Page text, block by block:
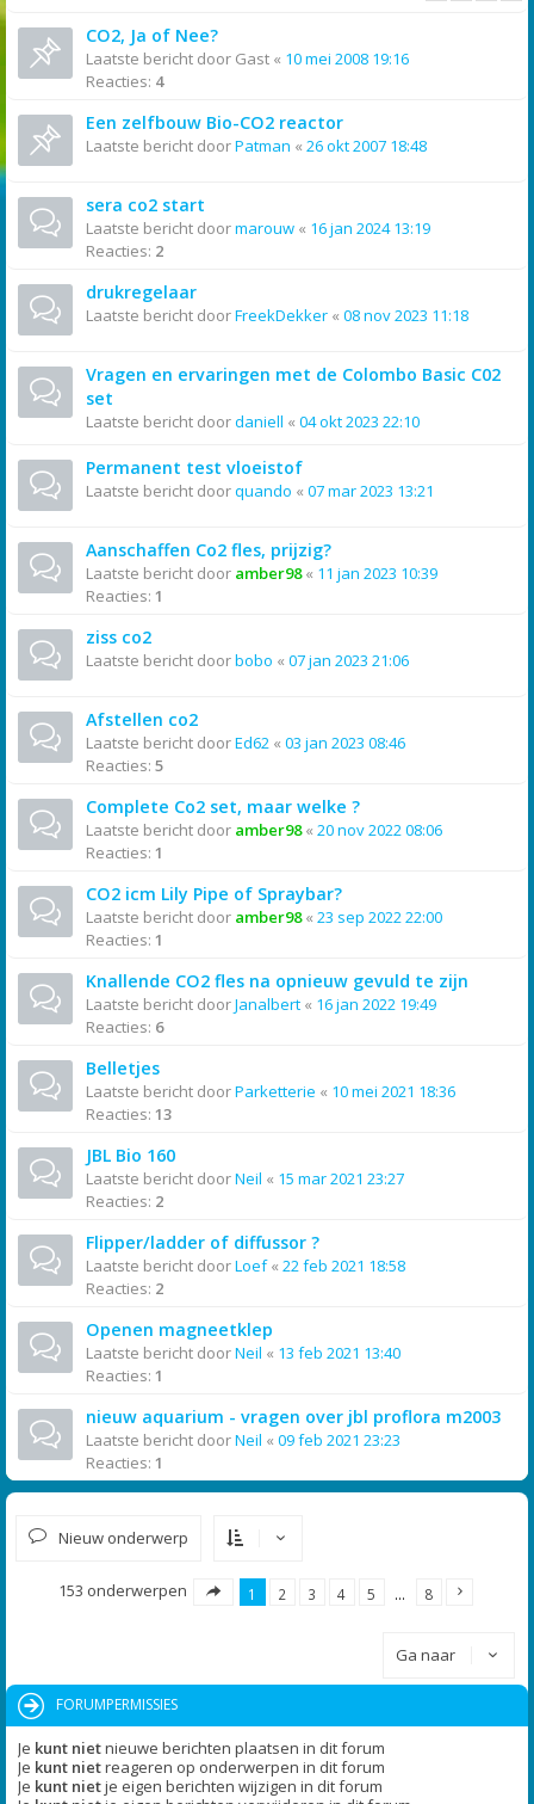
CO2, Ja of Nee?
Laatste bericht door Gast « 10 mei 2008 19:16
Reacties: 4
Een zelfbouw Bio-CO2 reactor
Laatste bericht doorPatman « 26 okt 2007 18:48
sera co2 start
Laatste bericht doormarouw « 16 jan 2024 13:19
Reacties: 2
drukregelaar
Laatste bericht doorFreekDekker « 08 nov 2023 11:18
Vragen en ervaringen met de Colombo Basic C02
set
Laatste bericht doordaniell « 04 okt 2023 22:10
Permanent test vloeistof
Laatste bericht doorquando « 07 mar 2023 13:21
Aanschaffen Co2 fles, prijzig?
Laatste bericht door amber98« 11 jan 2023 10:39
Reacties: 1
ziss co2
Laatste bericht doorbobo « 07 jan 2023 21:06
Afstellen co2
Laatste bericht doorEd62 « 03 jan 2023 08:46
Reacties: 5
Complete Co2 set, maar welke ?
Laatste bericht door amber98« 20 nov 2022 08:06
Reacties: 1
CO2 icm Lily Pipe of Spraybar?
Laatste bericht door amber98« 23 sep 2022 22:00
Reacties: 1
Knallende CO2 fles na opnieuw gevuld te zijn
Laatste bericht doorJanalbert « 16 jan 2022 19:49
Reacties: 6
Belletjes
Laatste bericht doorParketterie « 10 mei 2021 18:36
Reacties: 13
JBL Bio 160
Laatste bericht doorNeil « 15 mar 2021 23:27
Reacties: 2
Flipper/ladder of diffussor ?
Laatste bericht doorLoef« 22 feb 2021 18:58
Reacties: 2
Openen magneetklep
Laatste bericht doorNeil « 13 feb 2021 13:40
Reacties: 1
nieuw aquarium - vragen over jbl proflora m2003
Laatste bericht doorNeil « 09 feb 2021 23:23
Reacties: 1
Nieuw onderwerp
153 onderwerpen 1 2 3 4 5 … 8
Ga naar
FORUMPERMISSIES
Je kunt nietnieuwe berichten plaatsen in dit forum
Je kunt nietreageren op onderwerpen in dit forum
Je kunt nietje eigen berichten wijzigen in dit forum